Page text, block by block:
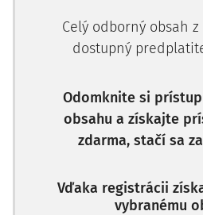
Celý odborný obsah
dostupný
Odomknite si
obsahu a získajte
zdarma, stačí sa
Vďaka registrácii
vybranému